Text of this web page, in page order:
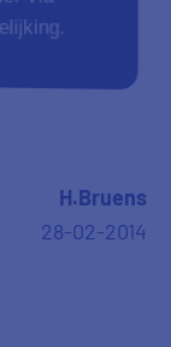
H.Bruens
28-02-2014